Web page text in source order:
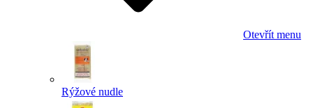
Otevřít menu
Rýžové nudle